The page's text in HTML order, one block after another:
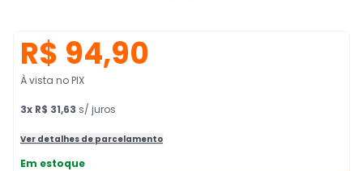
R$ 94,90
À vista no PIX
3x R$ 31,63 s/ juros
Ver detalhes de parcelamento
Em estoque